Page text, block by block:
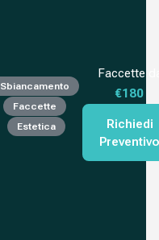
Sbiancamento
Faccette
Estetica
Faccette
€180
Richiedi
Preventivo